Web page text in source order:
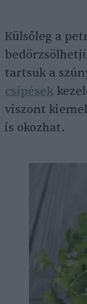
Külsőleg a
tartsuk a
csípések
viszont
is okozhat.